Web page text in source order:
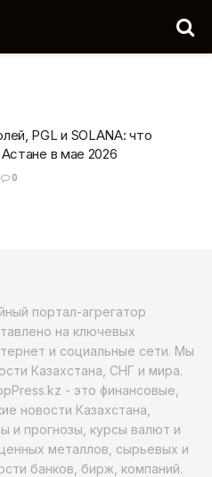
PGL и SOLANA: что
в мае 2026
0
портал-агрегатор
на ключевых
и социальные сети. Мы
Казахстана, СНГ и мира.
- это финансовые,
новости Казахстана,
и прогнозы, курсы валют и
металлов, сырьевых и
банков, бирж, компаний.